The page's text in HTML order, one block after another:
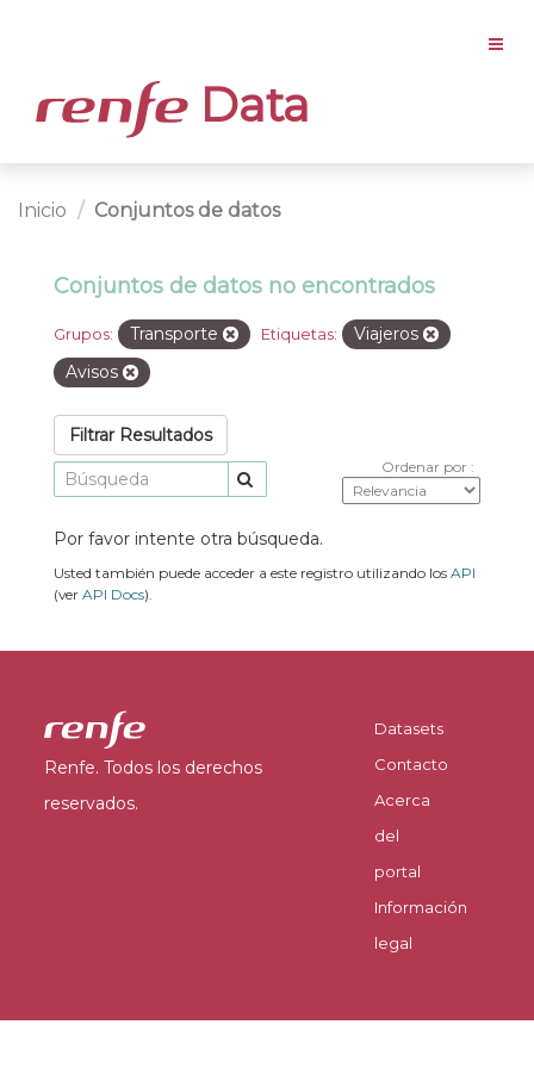
Data
Inicio Conjuntos de datos
Conjuntos de datos no encontrados
Grupos: Transporte Etiquetas:
Viajeros
Avisos
Filtrar Resultados
Ordenar por
Por favor intente otra búsqueda.
Usted también puede acceder a este registro utilizando los API
(ver API Docs).
Renfe. Todos los derechos
reservados.
Datasets
Contacto
Acerca
del
portal
Información
legal